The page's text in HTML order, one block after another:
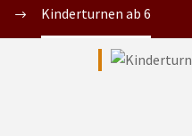
Kinderturnen ab 6